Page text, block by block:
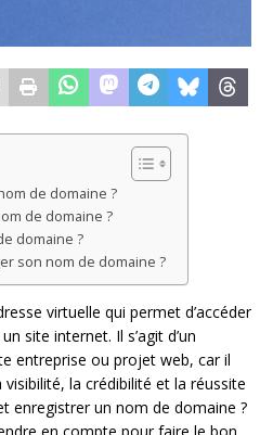
de domaine ?
de domaine ?
domaine ?
son nom de domaine ?
virtuelle qui permet d’accéder
site internet. Il s’agit d’un
entreprise ou projet web, car il
la crédibilité et la réussite
enregistrer un nom de domaine ?